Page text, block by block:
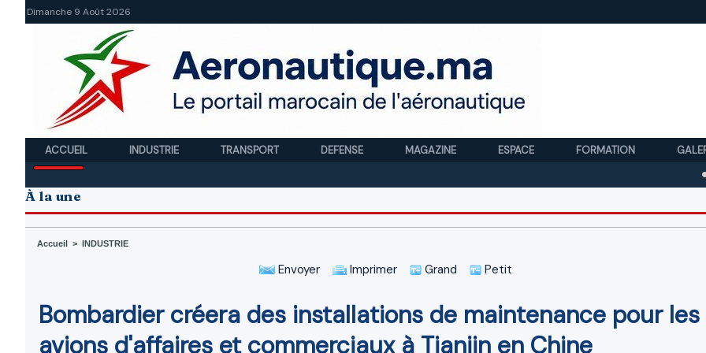
Dimanche 9 Août 2026
ACCUEIL INDUSTRIE TRANSPORT DEFENSE MAGAZINE ESPACE FORMATION
À la une
Accueil > INDUSTRIE
Envoyer Imprimer Grand Petit
Bombardier créera des installations de maintenance pour les
avions d'affaires et commerciaux à Tianjin en Chine